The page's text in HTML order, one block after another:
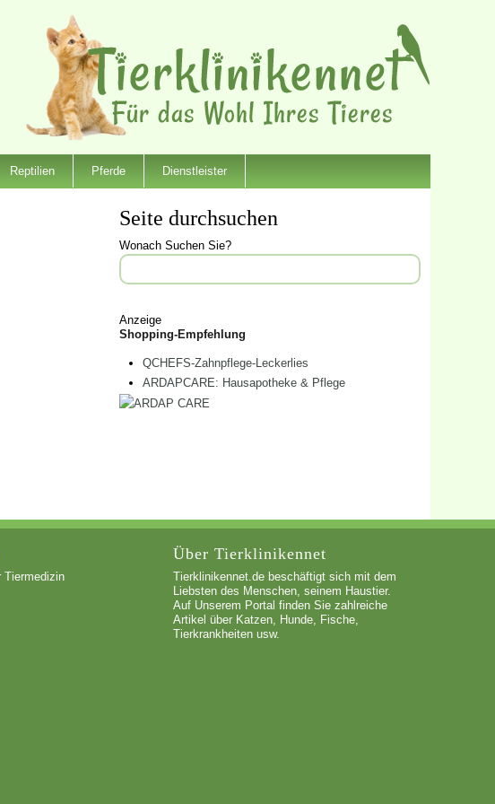
Reptilien Pferde Dienstleister
Seite durchsuchen
Wonach Suchen Sie?
Anzeige
Shopping-Empfehlung
QCHEFS-Zahnpflege-Leckerlies
ARDAPCARE: Hausapotheke & Pflege
Tiermedizin
Über Tierklinikennet
Tierklinikennet.de beschäftigt sich mit dem
Liebsten des Menschen, seinem Haustier.
Auf Unserem Portal finden Sie zahlreiche
Artikel über Katzen, Hunde, Fische,
Tierkrankheiten usw.